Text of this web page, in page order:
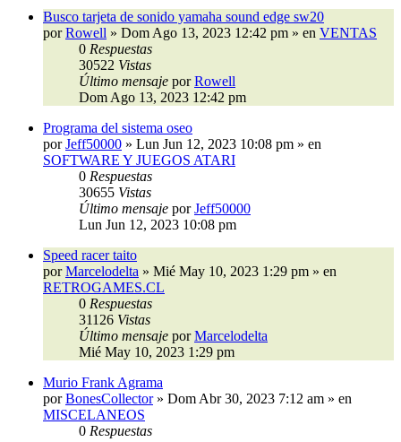
Busco tarjeta de sonido yamaha sound edge sw20
porRowell » Dom Ago 13, 2023 12:42 pm » en VENTAS
0 Respuestas
30522 Vistas
Último mensaje porRowell
Dom Ago 13, 2023 12:42 pm
Programa del sistema oseo
porJeff50000 » Lun Jun 12, 2023 10:08 pm » en
SOFTWARE Y JUEGOS ATARI
0 Respuestas
30655 Vistas
Último mensaje porJeff50000
Lun Jun 12, 2023 10:08 pm
Speed racer taito
porMarcelodelta » Mié May 10, 2023 1:29 pm » en
RETROGAMES.CL
0 Respuestas
31126 Vistas
Último mensaje porMarcelodelta
Mié May 10, 2023 1:29 pm
Murio Frank Agrama
porBonesCollector» Dom Abr 30, 2023 7:12 am » en
MISCELANEOS
0 Respuestas